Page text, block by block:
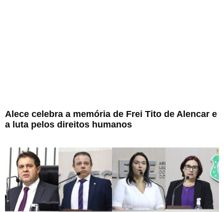
Alece celebra a memória de Frei Tito de Alencar e
a luta pelos direitos humanos